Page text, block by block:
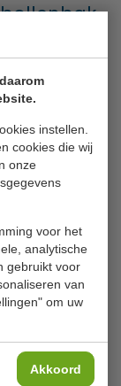
instellen.
cookies die wij
onze
voor het
analytische
gebruikt voor
van
om uw
Akkoord
- 2